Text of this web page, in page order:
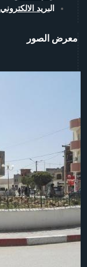
البريد الالكتروني
معرض الصور